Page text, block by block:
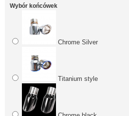
Wybór końcówek
Chrome Silver
Titanium style